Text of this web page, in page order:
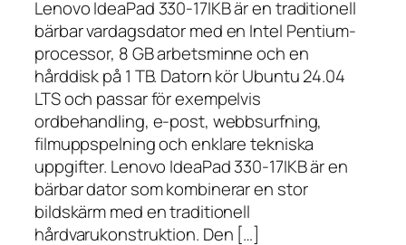
Lenovo IdeaPad 330-17IKB är en traditionell
bärbar vardagsdator med en Intel Pentium-
processor, 8 GB arbetsminne och en
hårddisk på 1 TB. Datorn kör Ubuntu 24.04
LTS och passar för exempelvis
ordbehandling, e-post, webbsurfning,
filmuppspelning och enklare tekniska
uppgifter. Lenovo IdeaPad 330-17IKB är en
bärbar dator som kombinerar en stor
bildskärm med en traditionell
hårdvarukonstruktion. Den […]